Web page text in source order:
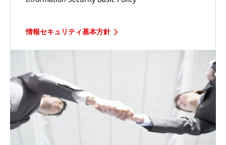
情報セキュリティ基本方針